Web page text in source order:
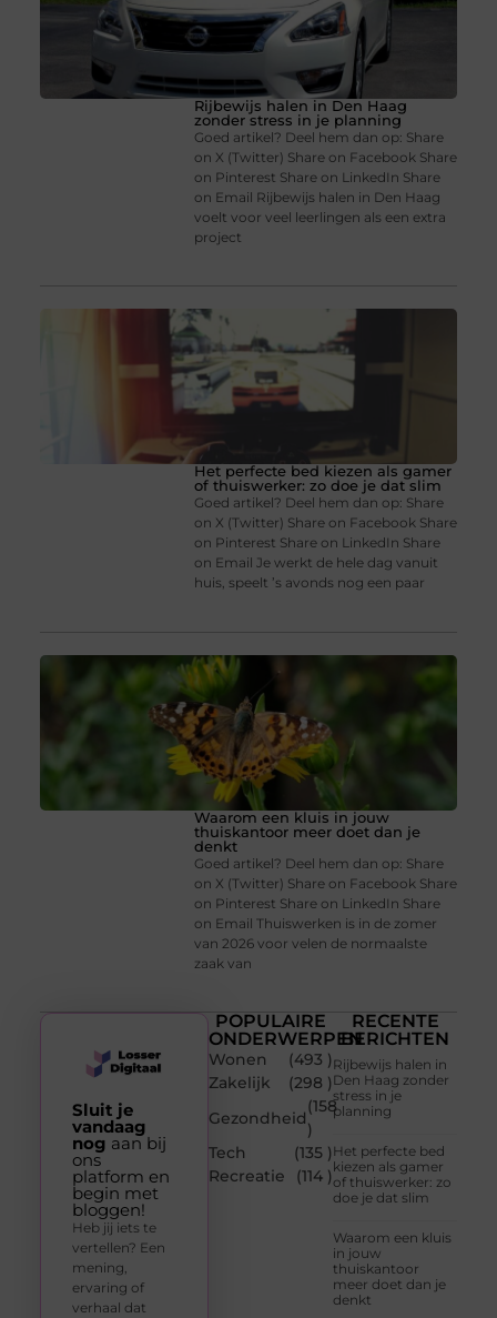
Rijbewijs halen in Den Haag
zonder stress in je planning
Goed artikel? Deel hem dan op: Share
on X (Twitter) Share on Facebook Share
on Pinterest Share on LinkedIn Share
on Email Rijbewijs halen in Den Haag
voelt voor veel leerlingen als een extra
project
Het perfecte bed kiezen als gamer
of thuiswerker: zo doe je dat slim
Goed artikel? Deel hem dan op: Share
on X (Twitter) Share on Facebook Share
on Pinterest Share on LinkedIn Share
on Email Je werkt de hele dag vanuit
huis, speelt ’s avonds nog een paar
Waarom een kluis in jouw
thuiskantoor meer doet dan je
denkt
Goed artikel? Deel hem dan op: Share
on X (Twitter) Share on Facebook Share
on Pinterest Share on LinkedIn Share
on Email Thuiswerken is in de zomer
van 2026 voor velen de normaalste
zaak van
POPULAIRE
ONDERWERPEN
Wonen
(493 )
Zakelijk
(298 )
Gezondheid
(158
)
Tech
(135 )
Recreatie
(114 )
RECENTE
BERICHTEN
Rijbewijs halen in
Den Haag zonder
stress in je
planning
Het perfecte bed
kiezen als gamer
of thuiswerker: zo
doe je dat slim
Waarom een kluis
in jouw
thuiskantoor
meer doet dan je
denkt
Sluit je
vandaag
nog aan bij
ons
platform en
begin met
bloggen!
Heb jij iets te
vertellen? Een
mening,
ervaring of
verhaal dat